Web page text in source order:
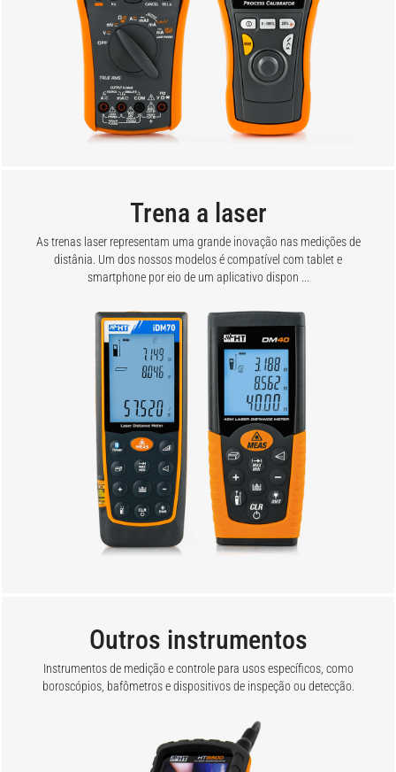
Trena a laser
As trenas laser representam uma grande inovação nas medições de
distânia. Um dos nossos modelos é compatível com tablet e
smartphone por eio de um aplicativo dispon ...
Outros instrumentos
Instrumentos de medição e controle para usos específicos, como
boroscópios, bafômetros e dispositivos de inspeção ou detecção.